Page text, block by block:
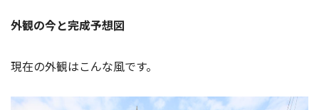
外観の今と完成予想図
現在の外観はこんな風です。